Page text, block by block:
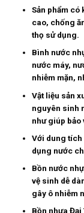
Sản phẩm có
cao, chống
thọ sử dụng.
Bình nước
nước máy,
nhiễm mặn,
Vật liệu sản
nguyên sinh
như giúp bảo
Với dung tích
dụng nước
Bồn nước
vệ sinh dễ
gây ô nhiễm
Bồn nhựa Đại